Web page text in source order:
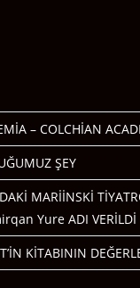
– COLCHİAN
ŞEY
MARİİNSKİ
Yure ADI VERİLDİ
KİTABININ